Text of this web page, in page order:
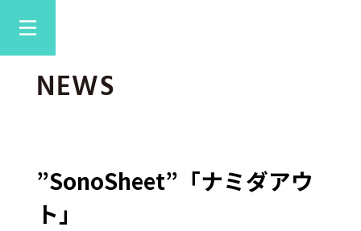
NEWS
”SonoSheet”「ナミダアウ
ト」